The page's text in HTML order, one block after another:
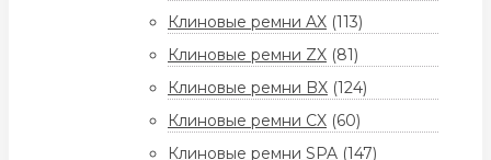
Клиновые ремни AX (113)
Клиновые ремни ZX (81)
Клиновые ремни BX (124)
Клиновые ремни CX (60)
Клиновые ремни SPA (147)